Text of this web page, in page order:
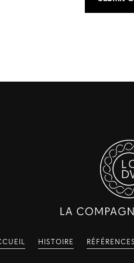
HISTOIRE RÉFÉRENCES